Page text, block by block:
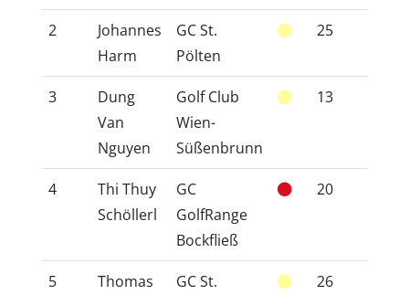
2
Johannes
Harm
GC St.
Pölten
25
3
Dung
Van
Nguyen
Golf Club
Wien-
Süßenbrunn
13
4
Thi Thuy
Schöllerl
GC
GolfRange
Bockfließ
20
5
Thomas
GC St.
26